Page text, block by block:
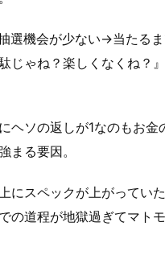
選機会が少ない→当たる
じゃね？楽しくなくね？
ヘソの返しが1なのもお金
まる要因。
にスペックが上がってい
の道程が地獄過ぎてマト